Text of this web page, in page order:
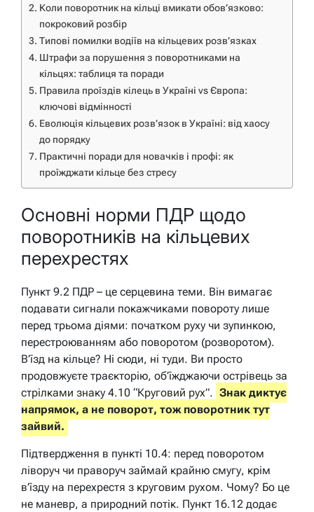
Коли поворотник на кільці вмикати обов’язково:
покроковий розбір
Типові помилки водіїв на кільцевих розв’язках
Штрафи за порушення з поворотниками на
кільцях: таблиця та поради
Правила проїздів кілець в Україні vs Європа:
ключові відмінності
Еволюція кільцевих розв’язок в Україні: від хаосу
до порядку
Практичні поради для новачків і профі: як
проїжджати кільце без стресу
Основні норми ПДР щодо
поворотників на кільцевих
перехрестях
Пункт 9.2 ПДР – це серцевина теми. Він вимагає
подавати сигнали покажчиками повороту лише
перед трьома діями: початком руху чи зупинкою,
перестроюванням або поворотом (розворотом).
В’їзд на кільце? Ні сюди, ні туди. Ви просто
продовжуєте траєкторію, об’їжджаючи острівець за
стрілками знаку 4.10 “Круговий рух”. Знак диктує
напрямок, а не поворот, тож поворотник тут
зайвий.
Підтвердження в пункті 10.4: перед поворотом
ліворуч чи праворуч займай крайню смугу, крім
в’їзду на перехрестя з круговим рухом. Чому? Бо це
не маневр, а природний потік. Пункт 16.12 додає